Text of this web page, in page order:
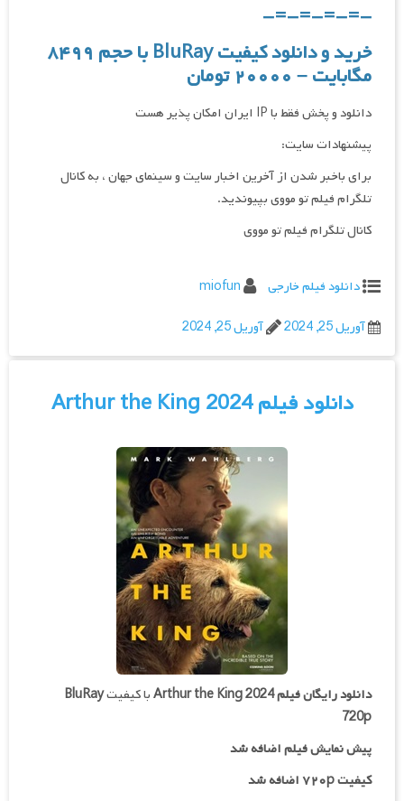
-=-=-=-=-
خرید و دانلود کیفیت BluRay با حجم ۸۴۹۹
مگابایت – ۲۰۰۰۰ تومان
دانلود و پخش فقط با IP ایران امکان پذیر هست
پیشنهادات سایت:
برای باخبر شدن از آخرین اخبار سایت و سینمای جهان ، به کانال
تلگرام فیلم تو مووی بپیوندید.
کانال تلگرام فیلم تو مووی
دانلود فیلم خارجی
miofun
آوریل 25, 2024
آوریل 25, 2024
دانلود فیلم Arthur the King 2024
دانلود رایگان فیلمArthur the King 2024با کیفیتBluRay
720p
پیش نمایش فیلم اضافه شد
کیفیت ۷۲۰p اضافه شد